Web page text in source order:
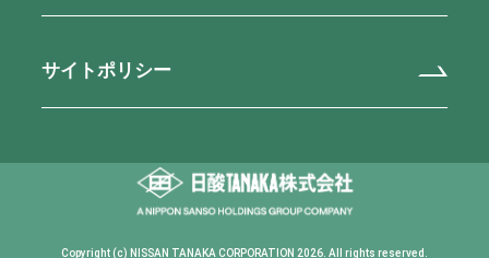
サイトポリシー
Copyright (c) NISSAN TANAKA CORPORATION 2026. All rights reserved.